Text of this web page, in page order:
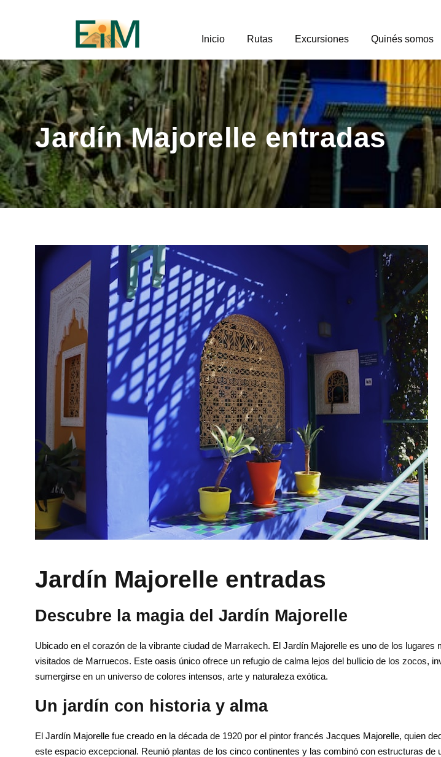
Inicio Rutas Excursiones Quinés somos
Jardín Majorelle entradas
Jardín Majorelle entradas
Descubre la magia del Jardín Majorelle
Ubicado en el corazón de la vibrante ciudad de Marrakech. El Jardín Majorelle es uno de los lugares
visitados de Marruecos. Este oasis único ofrece un refugio de calma lejos del bullicio de los zocos,
sumergirse en un universo de colores intensos, arte y naturaleza exótica.
Un jardín con historia y alma
El Jardín Majorelle fue creado en la década de 1920 por el pintor francés Jacques Majorelle, quien
este espacio excepcional. Reunió plantas de los cinco continentes y las combinó con estructuras de